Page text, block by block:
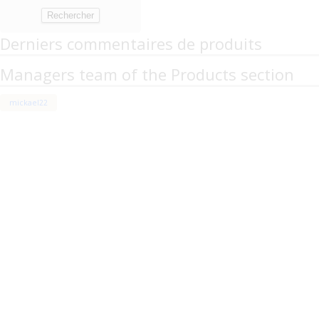
Derniers commentaires de produits
Managers team of the Products section
mickael22